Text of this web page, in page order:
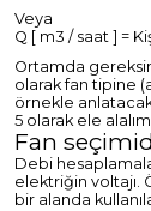
Veya
Q [ m3 / saat ] =
Ortamda
olarak fan tipine
örnekle
5 olarak ele
Fan
Debi
elektriğin voltajı.
bir alanda